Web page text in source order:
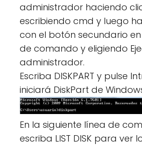
administrador haciendo
escribiendo cmd y luego
con el botón secundario
de comando y eligiendo
administrador.
Escriba DISKPART y pulse
iniciará DiskPart de
En la siguiente línea de
escriba LIST DISK para ver